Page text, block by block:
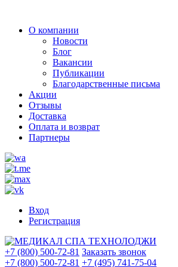
О компании
Новости
Блог
Вакансии
Публикации
Благодарственные письма
Акции
Отзывы
Доставка
Оплата и возврат
Партнеры
Вход
Регистрация
+7 (800) 500-72-81 Заказать звонок
+7 (800) 500-72-81 +7 (495) 741-75-04